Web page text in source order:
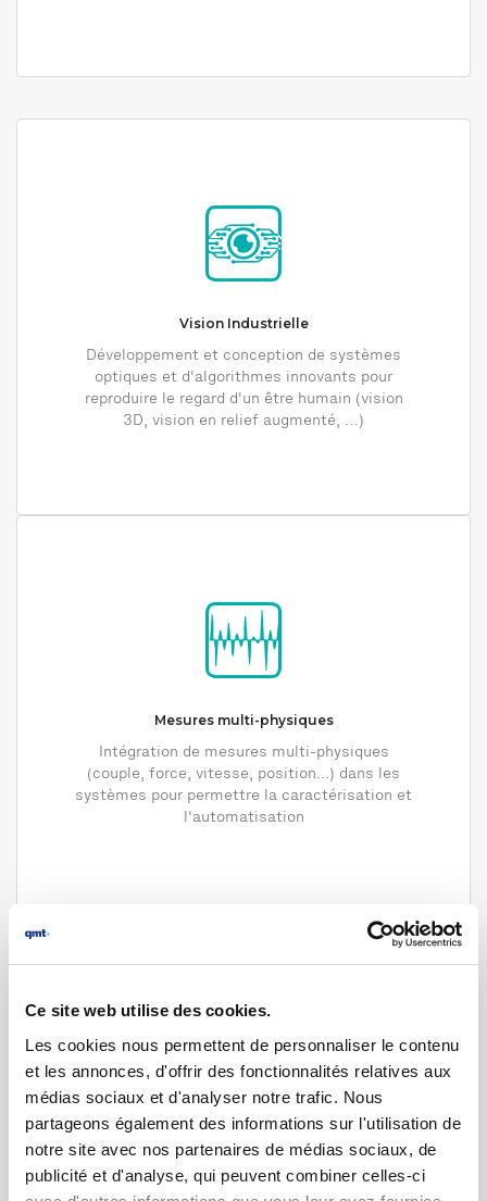
Ce site web utilise des cookies.
Les cookies nous permettent de personnaliser le contenu
et les annonces, d'offrir des fonctionnalités relatives aux
médias sociaux et d'analyser notre trafic. Nous
partageons également des informations sur l'utilisation de
notre site avec nos partenaires de médias sociaux, de
publicité et d'analyse, qui peuvent combiner celles-ci
Vision Industrielle
Développement et conception de systèmes
optiques et d'algorithmes innovants pour
reproduire le regard d'un être humain (vision
3D, vision en relief augmenté, …)
Mesures multi-physiques
Intégration de mesures multi-physiques
(couple, force, vitesse, position...) dans les
systèmes pour permettre la caractérisation et
l'automatisation
Intelligence Artificielle
Sélection des modèles, création des datasets,
gestion des données et intégration dans un
processus automatique